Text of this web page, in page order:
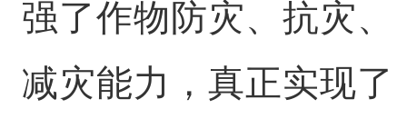
强了作物防灾、抗灾、
减灾能力，真正实现了